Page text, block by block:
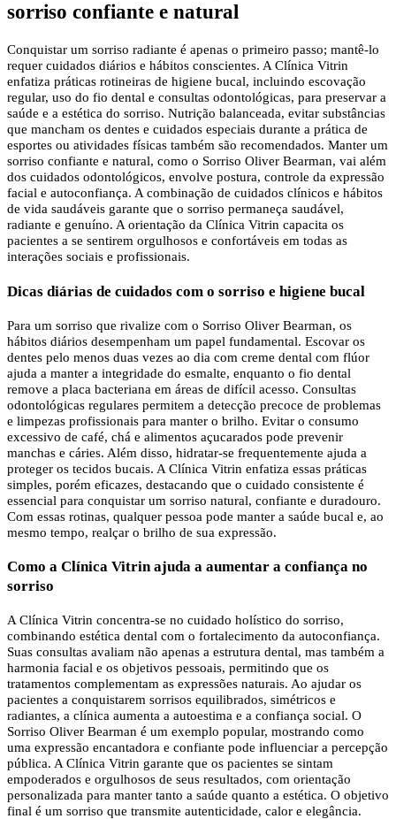
sorriso confiante e natural
Conquistar um sorriso radiante é apenas o primeiro passo; mantê-lo
requer cuidados diários e hábitos conscientes. A Clínica Vitrin
enfatiza práticas rotineiras de higiene bucal, incluindo escovação
regular, uso do fio dental e consultas odontológicas, para preservar a
saúde e a estética do sorriso. Nutrição balanceada, evitar substâncias
que mancham os dentes e cuidados especiais durante a prática de
esportes ou atividades físicas também são recomendados. Manter um
sorriso confiante e natural, como o Sorriso Oliver Bearman, vai além
dos cuidados odontológicos, envolve postura, controle da expressão
facial e autoconfiança. A combinação de cuidados clínicos e hábitos
de vida saudáveis ​​garante que o sorriso permaneça saudável,
radiante e genuíno. A orientação da Clínica Vitrin capacita os
pacientes a se sentirem orgulhosos e confortáveis ​​em todas as
interações sociais e profissionais.
Dicas diárias de cuidados com o sorriso e higiene bucal
Para um sorriso que rivalize com o Sorriso Oliver Bearman, os
hábitos diários desempenham um papel fundamental. Escovar os
dentes pelo menos duas vezes ao dia com creme dental com flúor
ajuda a manter a integridade do esmalte, enquanto o fio dental
remove a placa bacteriana em áreas de difícil acesso. Consultas
odontológicas regulares permitem a detecção precoce de problemas
e limpezas profissionais para manter o brilho. Evitar o consumo
excessivo de café, chá e alimentos açucarados pode prevenir
manchas e cáries. Além disso, hidratar-se frequentemente ajuda a
proteger os tecidos bucais. A Clínica Vitrin enfatiza essas práticas
simples, porém eficazes, destacando que o cuidado consistente é
essencial para conquistar um sorriso natural, confiante e duradouro.
Com essas rotinas, qualquer pessoa pode manter a saúde bucal e, ao
mesmo tempo, realçar o brilho de sua expressão.
Como a Clínica Vitrin ajuda a aumentar a confiança no
sorriso
A Clínica Vitrin concentra-se no cuidado holístico do sorriso,
combinando estética dental com o fortalecimento da autoconfiança.
Suas consultas avaliam não apenas a estrutura dental, mas também a
harmonia facial e os objetivos pessoais, permitindo que os
tratamentos complementam as expressões naturais. Ao ajudar os
pacientes a conquistarem sorrisos equilibrados, simétricos e
radiantes, a clínica aumenta a autoestima e a confiança social. O
Sorriso Oliver Bearman é um exemplo popular, mostrando como
uma expressão encantadora e confiante pode influenciar a percepção
pública. A Clínica Vitrin garante que os pacientes se sintam
empoderados e orgulhosos de seus resultados, com orientação
personalizada para manter tanto a saúde quanto a estética. O objetivo
final é um sorriso que transmite autenticidade, calor e elegância.